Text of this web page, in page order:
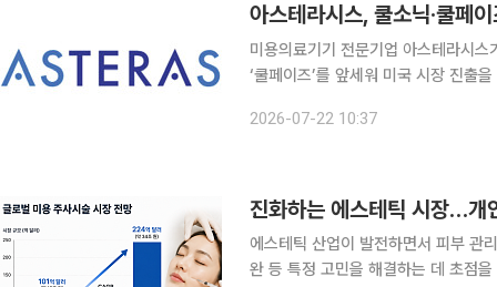
아스테라시스, 쿨소닉·쿨페
미용의료기기 전문기업 아스테라시
‘쿨페이즈’를 앞세워 미국 시장 진출
FDA 허가를 확보한 쿨페이즈는 현지
2026-07-22 10:37
진화하는 에스테틱 시장…개
에스테틱 산업이 발전하면서 피부 관
완 등 특정 고민을 해결하는 데 초점